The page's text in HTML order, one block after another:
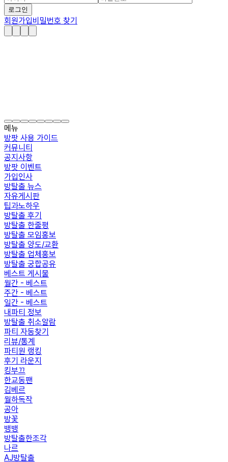
로그인
회원가입비밀번호 찾기
메뉴
방팟 사용 가이드
커뮤니티
공지사항
방팟 이벤트
가입인사
방탈출 뉴스
자유게시판
팁과노하우
방탈출 후기
방탈출 한줄평
방탈출 모임홍보
방탈출 양도/교환
방탈출 업체홍보
방탈출 궁합공유
베스트 게시물
월간 - 베스트
주간 - 베스트
일간 - 베스트
내파티 정보
방탈출 취소알람
파티 자동찾기
리뷰/통계
파티원 랭킹
후기 라운지
킹부끄
한교동팬
김베르
월하독작
공아
방꽃
뱅뱅
방탈출한조각
나르
AJ방탈출